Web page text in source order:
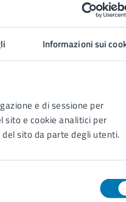
Informazioni sui
e di sessione per
e cookie analitici per
sito da parte degli utenti.
servizio PartenoPay
Lgs. 285/1992)
ed attuazione del Codice